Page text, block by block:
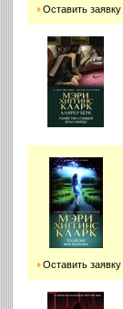
Оставить заявку
Оставить заявку